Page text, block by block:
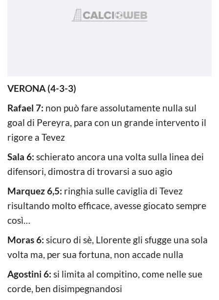
VERONA (4-3-3)
Rafael 7: non può fare assolutamente nulla sul
goal di Pereyra, para con un grande intervento il
rigore a Tevez
Sala 6: schierato ancora una volta sulla linea dei
difensori, dimostra di trovarsi a suo agio
Marquez 6,5: ringhia sulle caviglia di Tevez
risultando molto efficace, avesse giocato sempre
così…
Moras 6: sicuro di sè, Llorente gli sfugge una sola
volta ma, per sua fortuna, non accade nulla
Agostini 6: si limita al compitino, come nelle sue
corde, ben disimpegnandosi